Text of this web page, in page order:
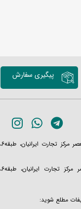
پیگیری سفارش
تهران، میدان ولیعصر مرکز تجارت ایرانیان، طبقه6،
تهران، میدان ولیعصر مرکز تجارت ایرانیان، طبقه6،
مطلع شوید: